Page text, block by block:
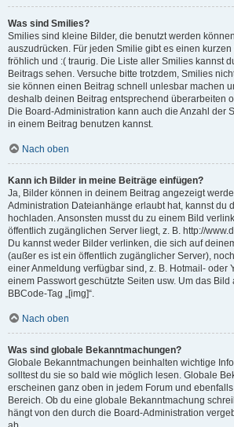
Was sind Smilies?
Smilies sind kleine Bilder, die benutzt werden
auszudrücken. Für jeden Smilie gibt es einen kurzen
fröhlich und :( traurig. Die Liste aller Smilies kannst
Beitrags sehen. Versuche bitte trotzdem, Smilies
sie können einen Beitrag schnell unlesbar machen
deshalb deinen Beitrag entsprechend überarbeiten
Die Board-Administration kann auch die Anzahl der
in einem Beitrag benutzen kannst.
Nach oben
Kann ich Bilder in meine Beiträge einfügen?
Ja, Bilder können in deinem Beitrag angezeigt
Administration Dateianhänge erlaubt hat, kannst du
hochladen. Ansonsten musst du zu einem Bild
öffentlich zugänglichen Server liegt, z. B. http://
Du kannst weder Bilder verlinken, die sich auf
(außer es ist ein öffentlich zugänglicher Server),
einer Anmeldung verfügbar sind, z. B. Hotmail- oder
einem Passwort geschützte Seiten usw. Um das
BBCode-Tag „[img]“.
Nach oben
Was sind globale Bekanntmachungen?
Globale Bekanntmachungen beinhalten wichtige
solltest du sie so bald wie möglich lesen. Globale
erscheinen ganz oben in jedem Forum und
Bereich. Ob du eine globale Bekanntmachung
hängt von den durch die Board-Administration